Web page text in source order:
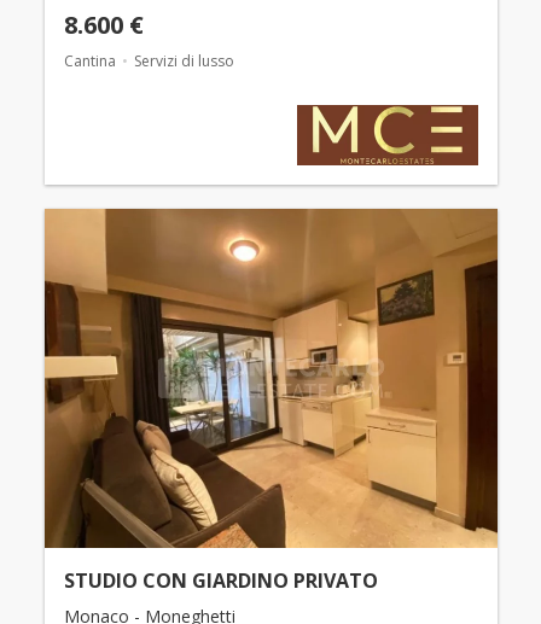
8.600 €
Cantina Servizi di lusso
STUDIO CON GIARDINO PRIVATO
Monaco - Moneghetti